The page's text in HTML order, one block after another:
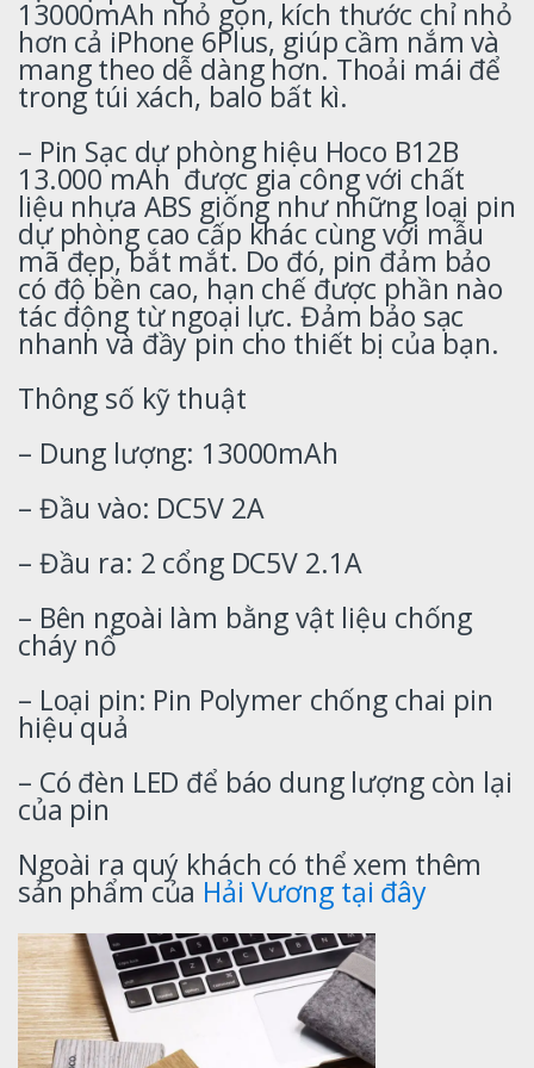
13000mAh nhỏ gọn, kích thước chỉ nhỏ
hơn cả iPhone 6Plus, giúp cầm nắm và
mang theo dễ dàng hơn. Thoải mái để
trong túi xách, balo bất kì.
– Pin Sạc dự phòng hiệu Hoco B12B
13.000 mAh được gia công với chất
liệu nhựa ABS giống như những loại pin
dự phòng cao cấp khác cùng với mẫu
mã đẹp, bắt mắt. Do đó, pin đảm bảo
có độ bền cao, hạn chế được phần nào
tác động từ ngoại lực. Đảm bảo sạc
nhanh và đầy pin cho thiết bị của bạn.
Thông số kỹ thuật
– Dung lượng: 13000mAh
– Đầu vào: DC5V 2A
– Đầu ra: 2 cổng DC5V 2.1A
– Bên ngoài làm bằng vật liệu chống
cháy nổ
– Loại pin: Pin Polymer chống chai pin
hiệu quả
– Có đèn LED để báo dung lượng còn lại
của pin
Ngoài ra quý khách có thể xem thêm
sản phẩm của Hải Vương tại đây